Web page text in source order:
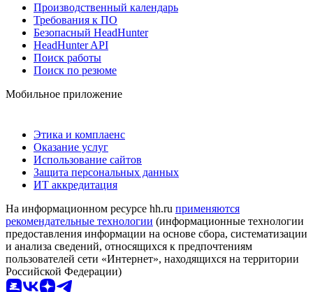
Производственный календарь
Требования к ПО
Безопасный HeadHunter
HeadHunter API
Поиск работы
Поиск по резюме
Мобильное приложение
Этика и комплаенс
Оказание услуг
Использование сайтов
Защита персональных данных
ИТ аккредитация
На информационном ресурсе hh.ru применяются
рекомендательные технологии (информационные технологии
предоставления информации на основе сбора, систематизации
и анализа сведений, относящихся к предпочтениям
пользователей сети «Интернет», находящихся на территории
Российской Федерации)